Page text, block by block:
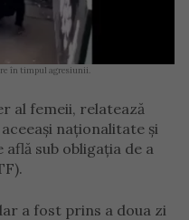
în timpul agresiunii.
al femeii, relatează
naționalitate și
sub obligația de a
a fost prins a doua zi